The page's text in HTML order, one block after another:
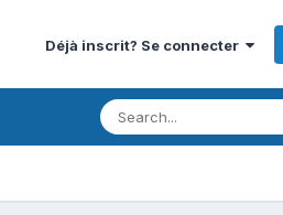
Déjà inscrit? Se connecter